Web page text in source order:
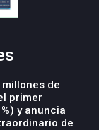
millones de
primer
y anuncia
de